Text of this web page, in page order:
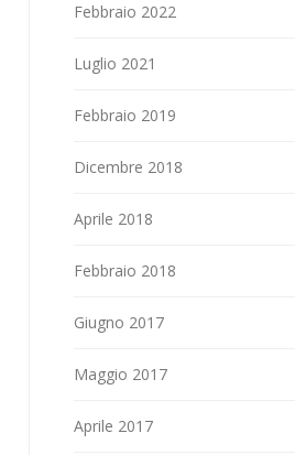
Febbraio 2022
Luglio 2021
Febbraio 2019
Dicembre 2018
Aprile 2018
Febbraio 2018
Giugno 2017
Maggio 2017
Aprile 2017